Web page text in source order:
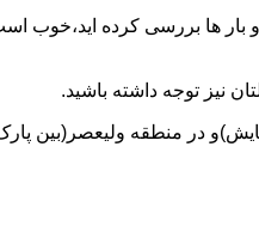
ها بررسی کرده اید،خوب
نیز توجه داشته باشید.
در منطقه ولیعصر(بین